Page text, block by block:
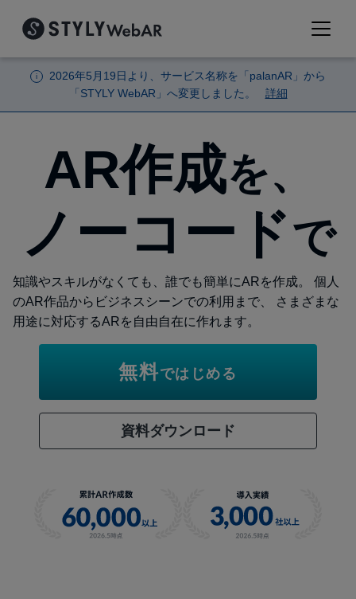
i
2026年5月19日より、サービス名称を「palanAR」から
「STYLY WebAR」へ変更しました。
詳細
AR作成を、
ノーコードで
知識やスキルがなくても、誰でも簡単にARを作成。
個人
のAR作品からビジネスシーンでの利用まで、
さまざまな
用途に対応するARを自由自在に作れます。
無料ではじめる
資料ダウンロード